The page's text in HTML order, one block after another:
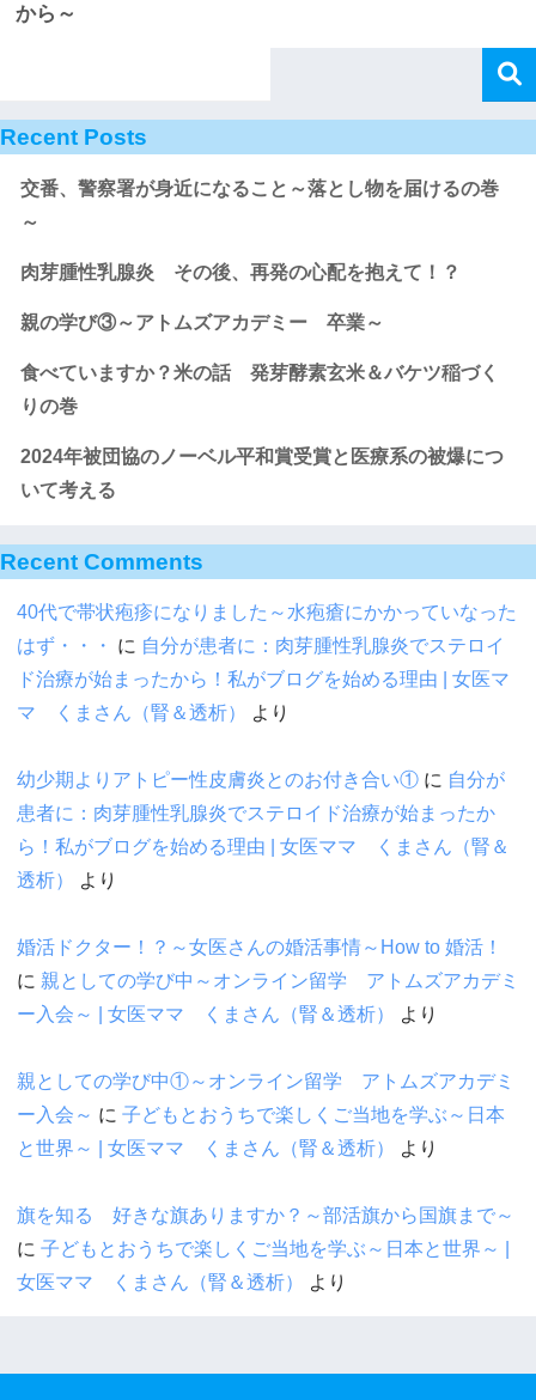
から～
Recent Posts
交番、警察署が身近になること～落とし物を届けるの巻
～
肉芽腫性乳腺炎 その後、再発の心配を抱えて！？
親の学び③～アトムズアカデミー 卒業～
食べていますか？米の話 発芽酵素玄米＆バケツ稲づく
りの巻
2024年被団協のノーベル平和賞受賞と医療系の被爆につ
いて考える
Recent Comments
40代で帯状疱疹になりました～水疱瘡にかかっていなった
はず・・・
に 自分が患者に：肉芽腫性乳腺炎でステロイ
ド治療が始まったから！私がブログを始める理由 | 女医マ
マ くまさん（腎＆透析）
より
幼少期よりアトピー性皮膚炎とのお付き合い① に 自分が
患者に：肉芽腫性乳腺炎でステロイド治療が始まったか
ら！私がブログを始める理由 | 女医ママ くまさん（腎＆
透析）
より
婚活ドクター！？～女医さんの婚活事情～How to 婚活！
に 親としての学び中～オンライン留学 アトムズアカデミ
ー入会～ | 女医ママ くまさん（腎＆透析）
より
親としての学び中①～オンライン留学 アトムズアカデミ
ー入会～ に 子どもとおうちで楽しくご当地を学ぶ～日本
と世界～ | 女医ママ くまさん（腎＆透析）
より
旗を知る 好きな旗ありますか？～部活旗から国旗まで～
に 子どもとおうちで楽しくご当地を学ぶ～日本と世界～ |
女医ママ くまさん（腎＆透析）
より